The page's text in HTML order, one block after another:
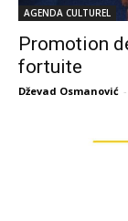
AGENDA CULTUREL
Promotion
fortuite
Dževad Osmanović -